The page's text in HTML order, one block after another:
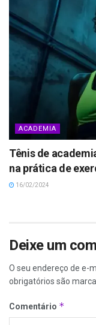
ACADEMIA
Tênis de
na prática de
16/02/2024
Deixe um
O seu endereço de e-
obrigatórios são
Comentário *